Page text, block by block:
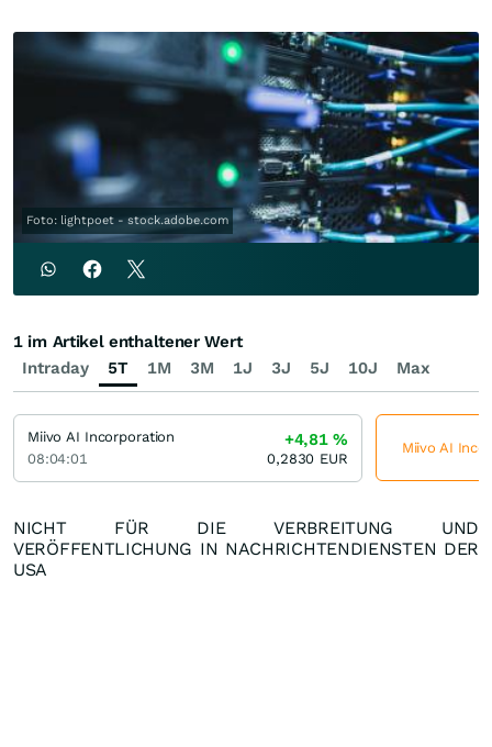
Foto: lightpoet - stock.adobe.com
NICHT FÜR DIE VERBREITUNG UND
VERÖFFENTLICHUNG IN NACHRICHTENDIENSTEN DER
USA
Intraday 5T 1M 3M 1J 3J 5J 10J Max
1 im Artikel enthaltener Wert
Miivo AI Incorporation
08:04:01
+4,81%
0,2830 EUR
Miivo AI